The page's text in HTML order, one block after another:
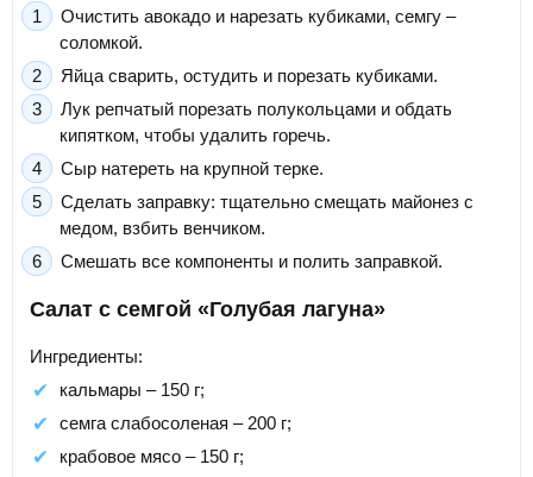
Очистить авокадо и нарезать кубиками, семгу –
соломкой.
Яйца сварить, остудить и порезать кубиками.
Лук репчатый порезать полукольцами и обдать
кипятком, чтобы удалить горечь.
Сыр натереть на крупной терке.
Сделать заправку: тщательно смещать майонез с
медом, взбить венчиком.
Смешать все компоненты и полить заправкой.
Салат с семгой «Голубая лагуна»
Ингредиенты:
кальмары – 150 г;
семга слабосоленая – 200 г;
крабовое мясо – 150 г;